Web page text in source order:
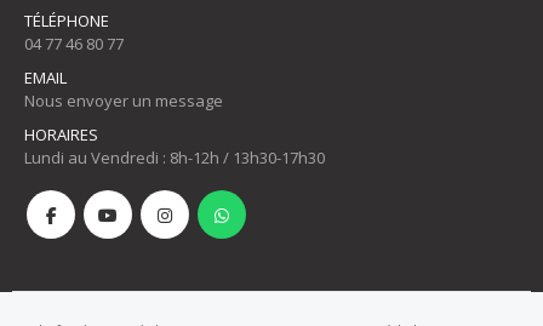
TÉLÉPHONE
04 77 46 80 77
EMAIL
Nous envoyer un message
HORAIRES
Lundi au Vendredi : 8h-12h / 13h30-17h30